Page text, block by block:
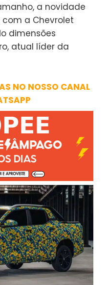
a novidade
a Chevrolet
dimensões
atual líder da
NO NOSSO CANAL